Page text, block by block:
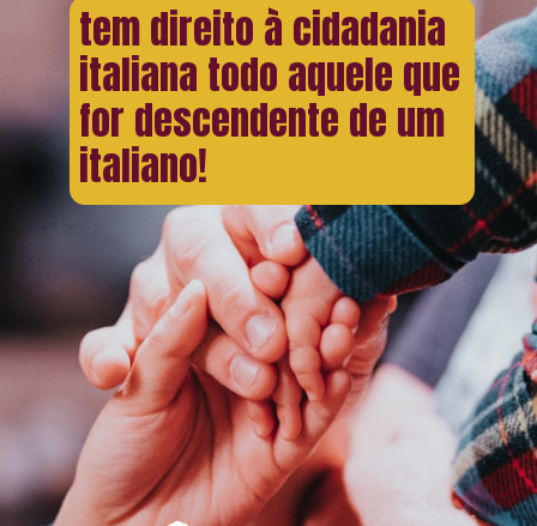
tem direito à cidadania
italiana todo aquele que
for descendente de um
italiano!